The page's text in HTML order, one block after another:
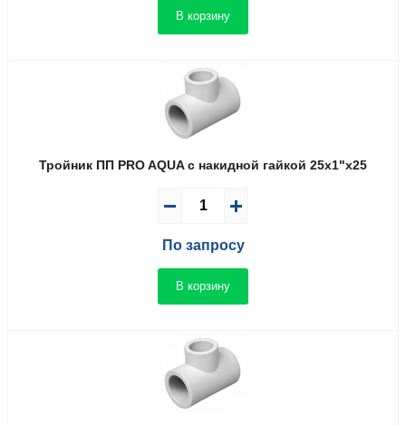
В корзину
Тройник ПП PRO AQUA с накидной гайкой 25x1"x25
По запросу
В корзину